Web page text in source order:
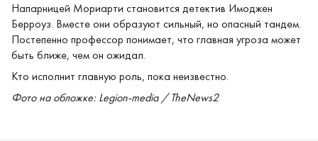
Напарницей Мориарти становится детектив Имоджен
Берроуз. Вместе они образуют сильный, но опасный тандем.
Постепенно профессор понимает, что главная угроза может
быть ближе, чем он ожидал.
Кто исполнит главную роль, пока неизвестно.
Фото на обложке: Legion-media / TheNews2